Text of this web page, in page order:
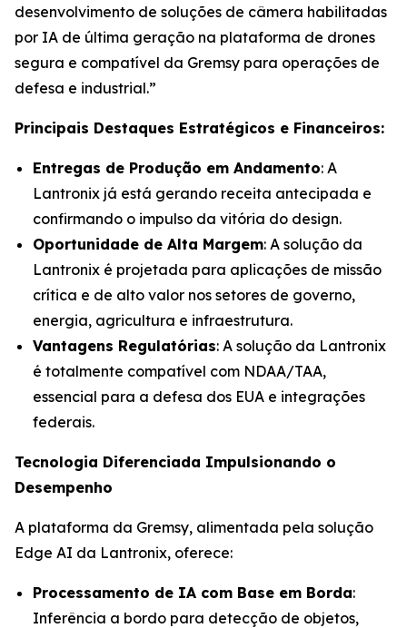
desenvolvimento de soluções de câmera habilitadas
por IA de última geração na plataforma de drones
segura e compatível da Gremsy para operações de
defesa e industrial.”
Principais Destaques Estratégicos e Financeiros:
Entregas de Produção em Andamento: A
Lantronix já está gerando receita antecipada e
confirmando o impulso da vitória do design.
Oportunidade de Alta Margem: A solução da
Lantronix é projetada para aplicações de missão
crítica e de alto valor nos setores de governo,
energia, agricultura e infraestrutura.
Vantagens Regulatórias: A solução da Lantronix
é totalmente compatível com NDAA/TAA,
essencial para a defesa dos EUA e integrações
federais.
Tecnologia Diferenciada Impulsionando o
Desempenho
A plataforma da Gremsy, alimentada pela solução
Edge AI da Lantronix, oferece:
Processamento de IA com Base em Borda:
Inferência a bordo para detecção de objetos,